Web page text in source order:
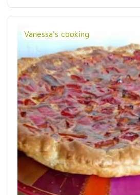
Vanessa's cooking